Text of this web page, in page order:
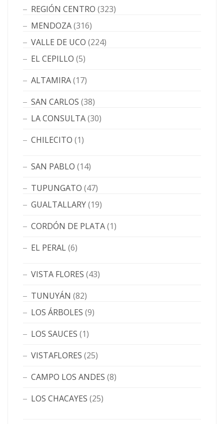
REGIÓN CENTRO (323)
MENDOZA(316)
VALLE DE UCO (224)
EL CEPILLO (5)
ALTAMIRA(17)
SAN CARLOS (38)
LA CONSULTA(30)
CHILECITO (1)
SAN PABLO (14)
TUPUNGATO (47)
GUALTALLARY(19)
CORDÓN DE PLATA(1)
EL PERAL(6)
VISTA FLORES (43)
TUNUYÁN (82)
LOS ÁRBOLES (9)
LOS SAUCES (1)
VISTAFLORES (25)
CAMPO LOS ANDES (8)
LOS CHACAYES (25)